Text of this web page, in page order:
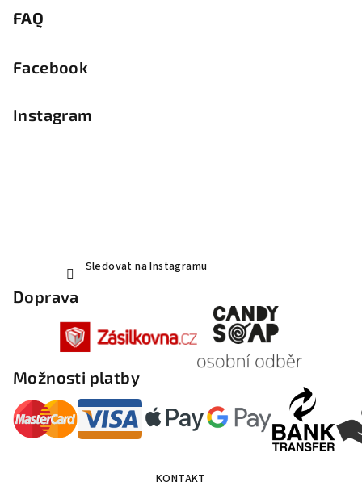
FAQ
Facebook
Instagram
Sledovat na Instagramu
Doprava
Možnosti platby
KONTAKT